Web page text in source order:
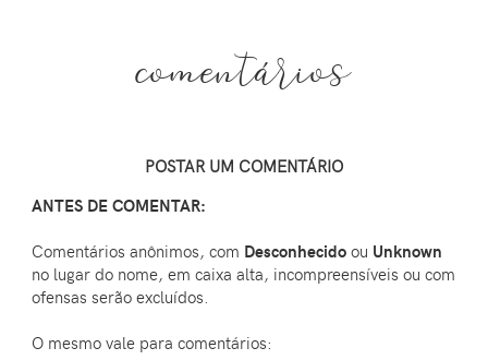
comentários
POSTAR UM COMENTÁRIO
ANTES DE COMENTAR:
Comentários anônimos, com Desconhecido ou Unknown
no lugar do nome, em caixa alta, incompreensíveis ou com
ofensas serão excluídos.
O mesmo vale para comentários: